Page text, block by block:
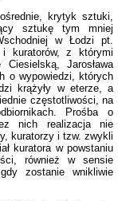
krytyk sztuki,
sztukę tym mniej
w Łodzi pt.
i kuratorów, z którymi
Jarosława
o wypowiedzi, których
krążyły w eterze, a
częstotliwości, na
Prośba o
nich realizacja nie
kuratorzy i tzw. zwykli
kuratora w powstaniu
również w sensie
zostanie wnikliwie